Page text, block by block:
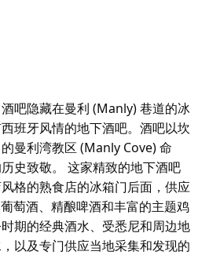
吧隐藏在曼利 (Manly) 巷道的冰
班牙风情的地下酒吧。酒吧以坎
曼利湾教区 (Manly Cove) 命
史致敬。 这家精致的地下酒吧
格的熟食店的冰箱门后面，供应
萄酒、精酿啤酒和丰富的主题鸡
期的经典酒水、受悉尼和周边地
以及专门供应当地采集和发现的